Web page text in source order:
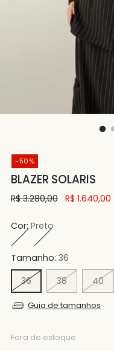
-50%
BLAZER SOLARIS
Preço
R$ 3.280,00 R$ 1.640,00
Cor:Preto
Tamanho: 36
36
38 40
Guia de tamanhos
Fora de estoque